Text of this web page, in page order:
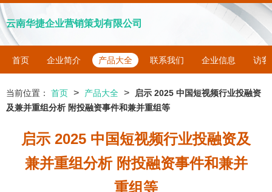
云南华捷企业营销策划有限公司
首页 企业简介 产品大全 联系我们 企业信息 访客
当前位置： 首页 > 产品大全 >
启示 2025 中国短视频行业投融资
及兼并重组分析 附投融资事件和兼并重组等
启示 2025 中国短视频行业投融资及
兼并重组分析 附投融资事件和兼并
重组等